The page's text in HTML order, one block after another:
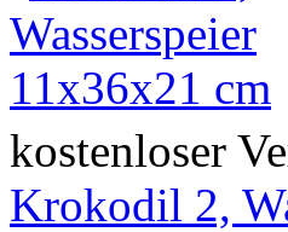
kostenloser
Krokodil 2,